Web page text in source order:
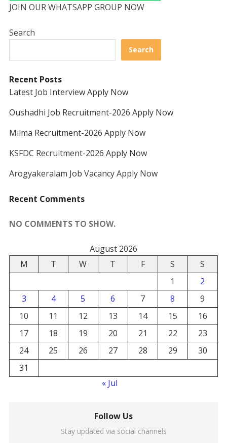
JOIN OUR WHATSAPP GROUP NOW
Search
Search
Recent Posts
Latest Job Interview Apply Now
Oushadhi Job Recruitment-2026 Apply Now
Milma Recruitment-2026 Apply Now
KSFDC Recruitment-2026 Apply Now
Arogyakeralam Job Vacancy Apply Now
Recent Comments
NO COMMENTS TO SHOW.
August 2026
M
T W T F S
S
1
2
3
4 5 6 7 8
9
10
11 12 13 14 15
16
17
18 19 20 21 22
23
24
25 26 27 28 29
30
31
« Jul
Follow Us
Stay updated via social channels